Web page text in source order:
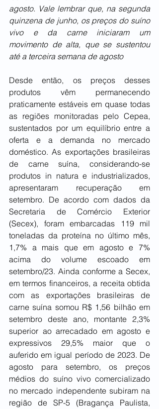
agosto. Vale lembrar que, na segunda
quinzena de junho, os preços do suíno
vivo e da carne iniciaram um
movimento de alta, que se sustentou
até a terceira semana de agosto
Desde então, os preços desses
produtos vêm permanecendo
praticamente estáveis em quase todas
as regiões monitoradas pelo Cepea,
sustentados por um equilíbrio entre a
oferta e a demanda no mercado
doméstico. As exportações brasileiras
de carne suína, considerando-se
produtos in natura e industrializados,
apresentaram recuperação em
setembro. De acordo com dados da
Secretaria de Comércio Exterior
(Secex), foram embarcadas 119 mil
toneladas da proteína no último mês,
1,7% a mais que em agosto e 7%
acima do volume escoado em
setembro/23. Ainda conforme a Secex,
em termos financeiros, a receita obtida
com as exportações brasileiras de
carne suína somou R$ 1,56 bilhão em
setembro deste ano, montante 2,3%
superior ao arrecadado em agosto e
expressivos 29,5% maior que o
auferido em igual período de 2023. De
agosto para setembro, os preços
médios do suíno vivo comercializado
no mercado independente subiram na
região de SP-5 (Bragança Paulista,